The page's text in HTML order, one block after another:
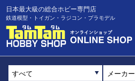
日本最大級の総合ホビー専門店
鉄道模型・トイガン・ラジコン・プラモデル
メーカー